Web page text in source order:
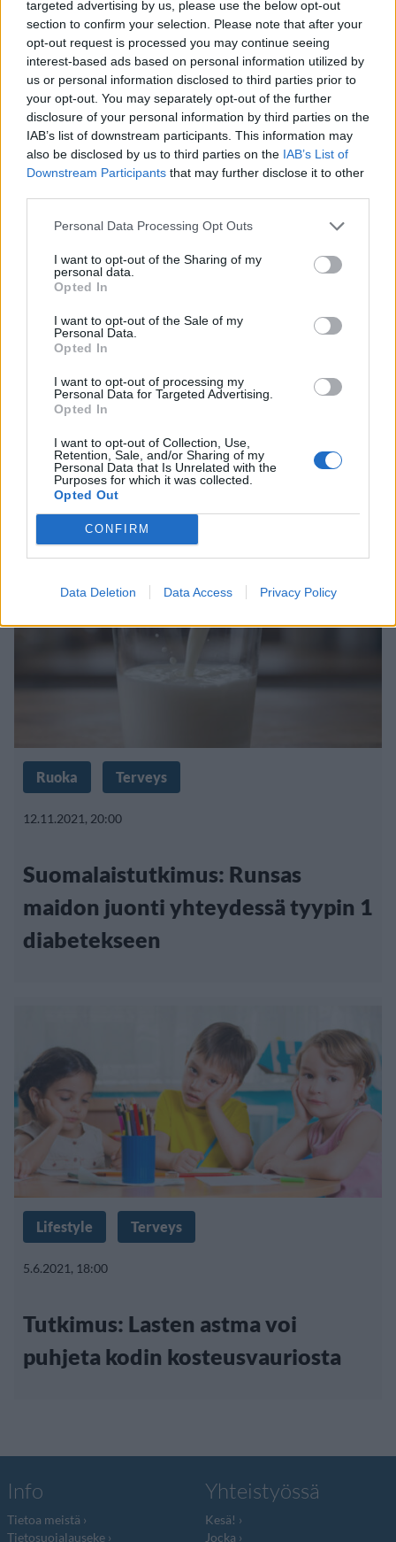
targeted advertising by us, please use the below opt-out
section to confirm your selection. Please note that after your
opt-out request is processed you may continue seeing
interest-based ads based on personal information utilized by
us or personal information disclosed to third parties prior to
your opt-out. You may separately opt-out of the further
disclosure of your personal information by third parties on the
IAB’s list of downstream participants. This information may
also be disclosed by us to third parties on the IAB’s List of
Downstream Participants that may further disclose it to other
Personal Data Processing Opt Outs
I want to opt-out of the Sharing of my
personal data.
Opted In
I want to opt-out of the Sale of my
Personal Data.
Opted In
I want to opt-out of processing my
Personal Data for Targeted Advertising.
Opted In
I want to opt-out of Collection, Use,
Retention, Sale, and/or Sharing of my
Personal Data that Is Unrelated with the
Purposes for which it was collected.
Opted Out
CONFIRM
Data Deletion Data Access Privacy Policy
Huonekasveista on hyötyä:
Mikrobisto edistää terveyttä
Terveys
Siitepölyallergian hoito parantaa
elämänlaatua – nyt vietetään
Allergiaviikkoa
Ruoka Terveys
12.11.2021, 20:00
Suomalaistutkimus: Runsas
maidon juonti yhteydessä tyypin 1
diabetekseen
Lifestyle Terveys
5.6.2021, 18:00
Tutkimus: Lasten astma voi
puhjeta kodin kosteusvauriosta
Info
Tietoa meistä
Tietosuojalauseke
Yhteistyössä
Kesä!
Jocka